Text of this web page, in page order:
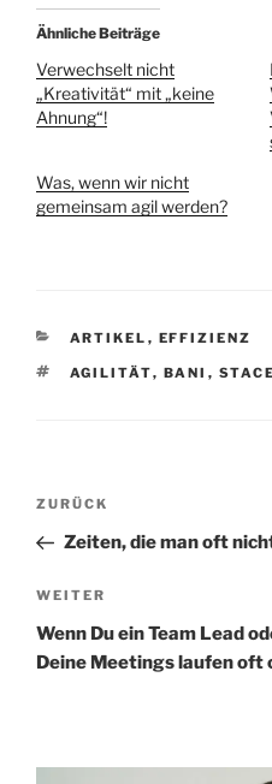
Ähnliche Beiträge
Verwechselt nicht
„Kreativität“ mit „keine
Ahnung“!
Was, wenn wir nicht
gemeinsam agil werden?
KATEGORIEN
ARTIKEL , EFFIZIENZ
SCHLAGWÖRTER
AGILITÄT, BANI ,
Beitragsnavigation
Vorheriger
Beitrag
ZURÜCK
Zeiten, die man oft
Nächster
Beitrag
WEITER
Wenn Du ein Team Lead
Deine Meetings laufen